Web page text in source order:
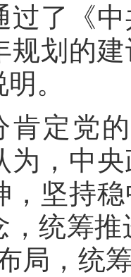
过了《
规划的
。
肯定党
为，中
，坚持
，统筹
局，统